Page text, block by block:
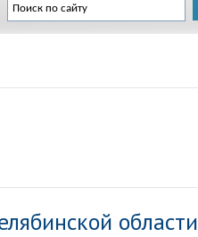
области